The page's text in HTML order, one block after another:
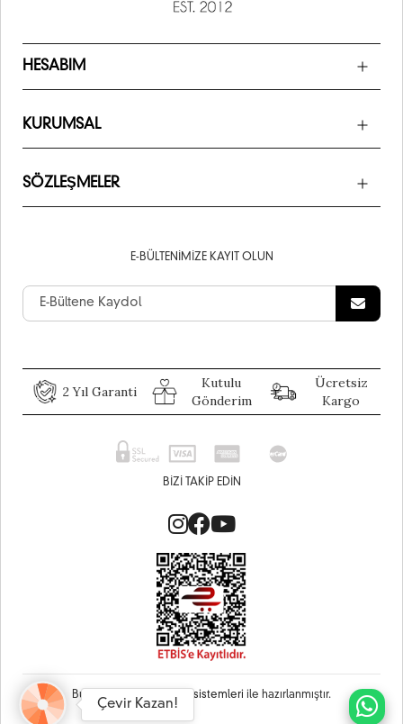
HESABIM
KURUMSAL
SÖZLEŞMELER
E-BÜLTENIMIZE KAYIT OLUN
2 Yıl Garanti
Kutulu
Gönderim
Ücretsiz
Kargo
BIZI TAKIP EDIN
Bu site Vikaon E-Ticaret sistemleri ile hazırlanmıştır.
Çevir Kazan!